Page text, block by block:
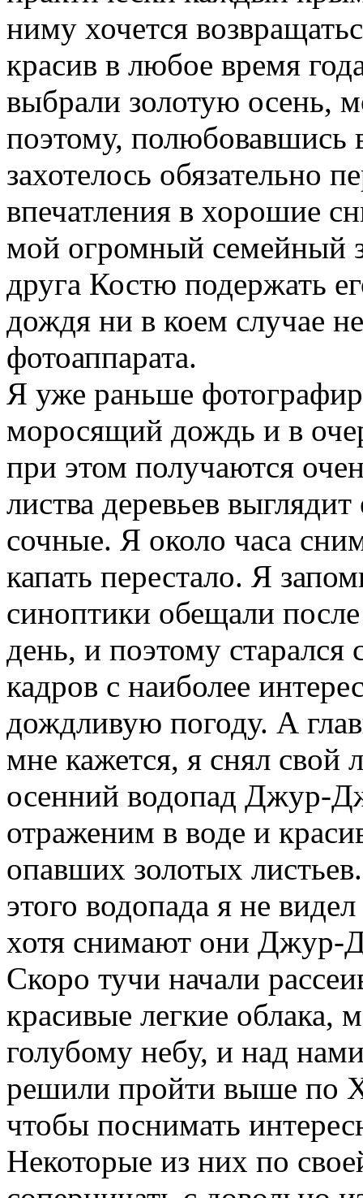
ниму хочется
красив в любое время
выбрали золотую осень,
поэтому, полюбовавшись
захотелось обязательно
впечатления в хорошие
мой огромный семейный
друга Костю подержать
дождя ни в коем случае
фотоаппарата.
Я уже раньше
моросящий дождь и в
при этом получаются
листва деревьев
сочные. Я около часа
капать перестало. Я
синоптики обещали
день, и поэтому
кадров с наиболее
дождливую погоду. А
мне кажется, я снял
осенний водопад Джур-
отраженим в воде и
опавших золотых
этого водопада я не
хотя снимают они Джур-
Скоро тучи начали
красивые легкие
голубому небу, и над
решили пройти выше по
чтобы поснимать
Некоторые из них по